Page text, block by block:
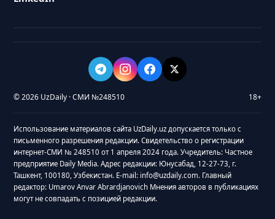
© 2026 UzDaily · СМИ №248510 18+
Использование материалов сайта UzDaily.uz допускается только с
письменного разрешения редакции. Свидетельство о регистрации
интернет-СМИ № 248510 от 1 апреля 2024 года. Учредитель: Частное
предприятие Daily Media. Адрес редакции: Юнусабад, 12-27-73, г.
Ташкент, 100180, Узбекистан. E-mail: info@uzdaily.com. Главный
редактор: Umarov Anvar Abrardjanovich Мнения авторов в публикациях
могут не совпадать с позицией редакции.